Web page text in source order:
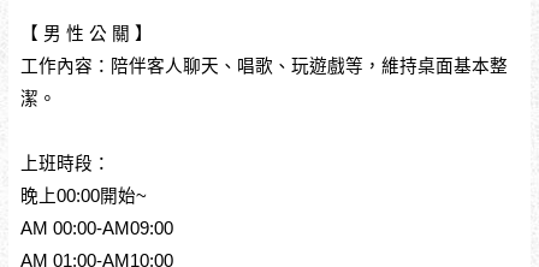
【 男 性 公 關 】
工作內容：陪伴客人聊天、唱歌、玩遊戲等，維持桌面基本整
潔。
上班時段：
晚上00:00開始~
AM 00:00-AM09:00
AM 01:00-AM10:00